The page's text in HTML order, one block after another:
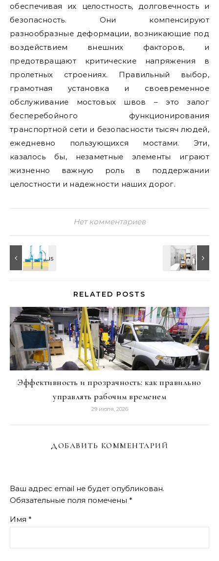
обеспечивая их целостность, долговечность и
безопасность. Они компенсируют
разнообразные деформации, возникающие под
воздействием внешних факторов, и
предотвращают критические напряжения в
пролетных строениях. Правильный выбор,
грамотная установка и своевременное
обслуживание мостовых швов – это залог
бесперебойного функционирования
транспортной сети и безопасности тысяч людей,
ежедневно пользующихся мостами. Эти,
казалось бы, незаметные элементы играют
жизненно важную роль в поддержании
целостности и надежности наших дорог.
Нет комментариев
RELATED POSTS
Эффективность и прозрачность: как правильно
управлять рабочим временем
29 июля, 2026
ДОБАВИТЬ КОММЕНТАРИЙ
Ваш адрес email не будет опубликован.
Обязательные поля помечены *
Имя *